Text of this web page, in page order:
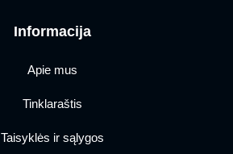
Informacija
Apie mus
Tinklaraštis
Taisyklės ir sąlygos